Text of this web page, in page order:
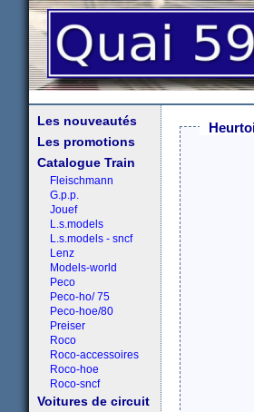
Les nouveautés
Les promotions
Catalogue Train
Fleischmann
G.p.p.
Jouef
L.s.models
L.s.models - sncf
Lenz
Models-world
Peco
Peco-ho/ 75
Peco-hoe/80
Preiser
Roco
Roco-accessoires
Roco-hoe
Roco-sncf
Voitures de circuit